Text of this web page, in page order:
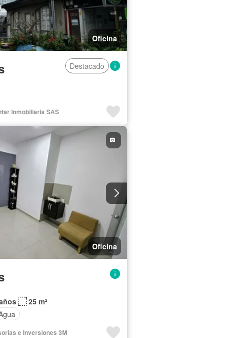
Oficina
Destacado
Inmobiliaria SAS
Oficina
25 m²
e Inversiones 3M